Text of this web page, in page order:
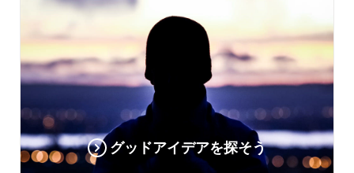
グッドアイデアを探そう